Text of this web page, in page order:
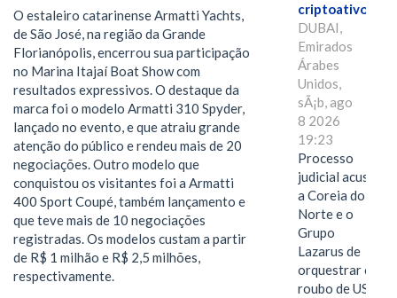
O estaleiro catarinense Armatti Yachts,
de São José, na região da Grande
Florianópolis, encerrou sua participação
no Marina Itajaí Boat Show com
resultados expressivos. O destaque da
marca foi o modelo Armatti 310 Spyder,
lançado no evento, e que atraiu grande
atenção do público e rendeu mais de 20
negociações. Outro modelo que
conquistou os visitantes foi a Armatti
400 Sport Coupé, também lançamento e
que teve mais de 10 negociações
registradas. Os modelos custam a partir
de R$ 1 milhão e R$ 2,5 milhões,
respectivamente.
criptoativos
DUBAI,
Emirados
Árabes
Unidos,
sÃ¡b, ago
8 2026
19:23
Processo
judicial acusa
a Coreia do
Norte e o
Grupo
Lazarus de
orquestrar o
roubo de US$